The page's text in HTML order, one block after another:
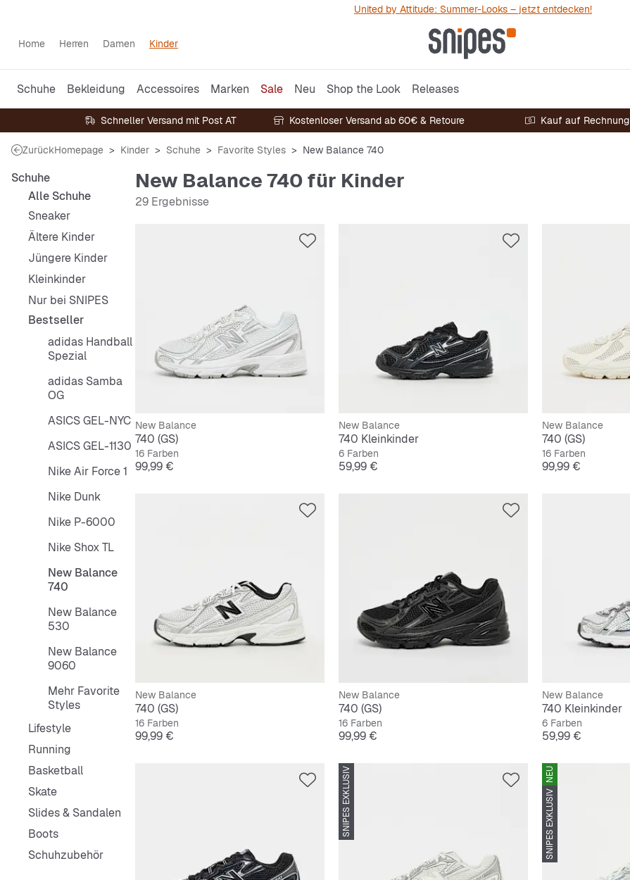
United by Attitude: Summer-Looks – jetzt entdecken!
Home Herren Damen Kinder
Schuhe Bekleidung Accessoires Marken Sale Neu Shop the Look Releases
Schneller Versand mit Post AT Kostenloser Versand ab 60€ & Retoure Kauf auf Rechnung
ZurückHomepage Kinder Schuhe Favorite Styles New Balance 740
Schuhe
Alle Schuhe
Sneaker
Ältere Kinder
Jüngere Kinder
Kleinkinder
Nur bei SNIPES
Bestseller
adidas Handball
Spezial
adidas Samba
OG
ASICS GEL-NYC
ASICS GEL-1130
Nike Air Force 1
Nike Dunk
Nike P-6000
Nike Shox TL
New Balance
740
New Balance
530
New Balance
9060
Mehr Favorite
Styles
Lifestyle
Running
Basketball
Skate
Slides & Sandalen
Boots
Schuhzubehör
New Balance 740 für Kinder
29 Ergebnisse
New Balance
740 (GS)
16 Farben
Preis
99,99 €
New Balance
740 Kleinkinder
6 Farben
Preis
59,99 €
New Balance
740 (GS)
16 Farben
Preis
99,99 €
New Balance
740 (GS)
16 Farben
Preis
99,99 €
New Balance
740 (GS)
16 Farben
Preis
99,99 €
New Balance
740 Kleinkinder
6 Farben
Preis
59,99 €
SNIPES EXKLUSIV NEU
SNIPES EXKLUSIV